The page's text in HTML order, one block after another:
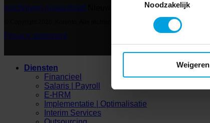
Noodzakelijk
Weigeren
Inschrijven nieuwsbrief
Privacy statement
Diensten
Financieel
Salaris | Payroll
E-HRM
Implementatie | Optimalisatie
Interim Services